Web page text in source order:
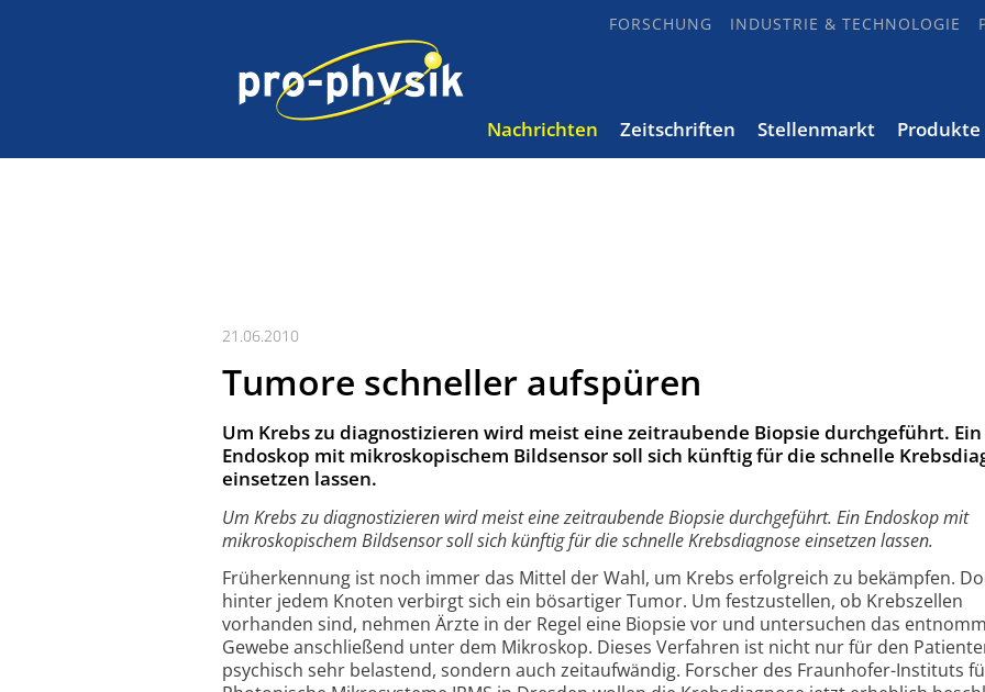
FORSCHUNG INDUSTRIE & TECHNOLOGIE
Nachrichten Zeitschriften Stellenmarkt Produkte
21.06.2010
Tumore schneller aufspüren
Um Krebs zu diagnostizieren wird meist eine zeitraubende Biopsie durchgeführt. Ein
Endoskop mit mikroskopischem Bildsensor soll sich künftig für die schnelle
einsetzen lassen.
Um Krebs zu diagnostizieren wird meist eine zeitraubende Biopsie durchgeführt. Ein Endoskop mit
mikroskopischem Bildsensor soll sich künftig für die schnelle Krebsdiagnose einsetzen lassen.
Früherkennung ist noch immer das Mittel der Wahl, um Krebs erfolgreich zu bekämpfen.
hinter jedem Knoten verbirgt sich ein bösartiger Tumor. Um festzustellen, ob Krebszellen
vorhanden sind, nehmen Ärzte in der Regel eine Biopsie vor und untersuchen das
Gewebe anschließend unter dem Mikroskop. Dieses Verfahren ist nicht nur für den
psychisch sehr belastend, sondern auch zeitaufwändig. Forscher des Fraunhofer-Instituts